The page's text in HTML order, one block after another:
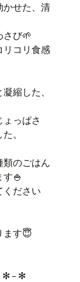
かせた、清
さび🌱
リコリ食感
縮した、
っぱさ
。
類のごはん
🍚
ください
ます😇
✻ – ✻